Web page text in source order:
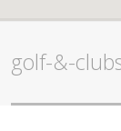
golf-&-